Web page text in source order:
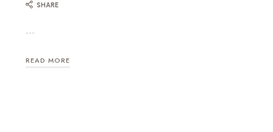
SHARE
…
READ MORE